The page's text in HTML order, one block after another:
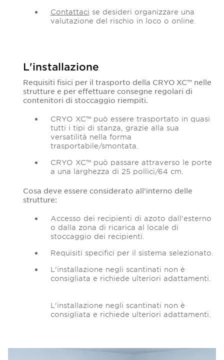
Contattaci se desideri organizzare una
valutazione del rischio in loco o online.
L'installazione
Requisiti fisici per il trasporto della CRYO XC™ nelle
strutture e per effettuare consegne regolari di
contenitori di stoccaggio riempiti.
CRYO XC™ può essere trasportato in quasi
tutti i tipi di stanza, grazie alla sua
versatilità nella forma
trasportabile/smontata.
CRYO XC™ può passare attraverso le porte
a una larghezza di 25 pollici/64 cm.
Cosa deve essere considerato all'interno delle
strutture:
Accesso dei recipienti di azoto dall'esterno
o dalla zona di ricarica al locale di
stoccaggio dei recipienti.
Requisiti specifici per il sistema selezionato.
L'installazione negli scantinati non è
consigliata e richiede ulteriori adattamenti.
L'installazione negli scantinati non è
consigliata e richiede ulteriori adattamenti.